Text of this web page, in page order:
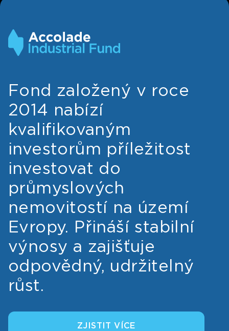
Fond založený v roce
2014 nabízí
kvalifikovaným
investorům příležitost
investovat do
průmyslových
nemovitostí na území
Evropy. Přináší stabilní
výnosy a zajišťuje
odpovědný, udržitelný
růst.
ZJISTIT VÍCE